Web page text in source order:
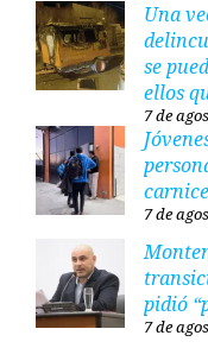
Una
se
ellos
7 de
7 de
pidió
7 de